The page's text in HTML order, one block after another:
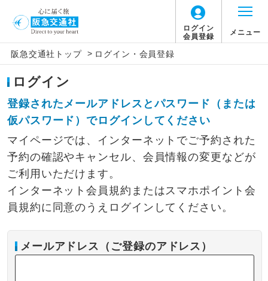
ログイン
会員登録
メニュー
阪急交通社トップ > ログイン・会員登録
ログイン
登録されたメールアドレスとパスワード（または
仮パスワード）でログインしてください
マイページでは、インターネットでご予約された
予約の確認やキャンセル、会員情報の変更などが
ご利用いただけます。
インターネット会員規約またはスマホポイント会
員規約に同意のうえログインしてください。
メールアドレス（ご登録のアドレス）